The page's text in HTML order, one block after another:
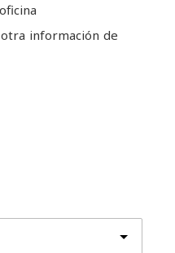
información de